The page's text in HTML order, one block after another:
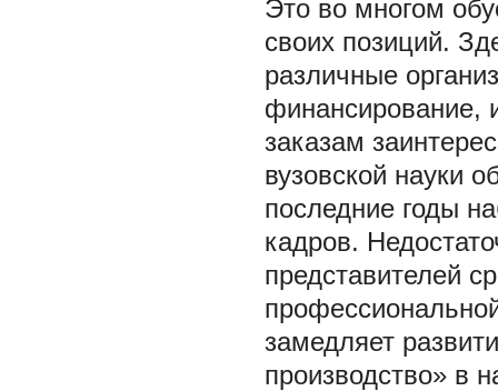
Это во многом
своих позиций.
различные
финансирование,
заказам
вузовской науки
последние годы
кадров.
представителей
замедляет
производство» в